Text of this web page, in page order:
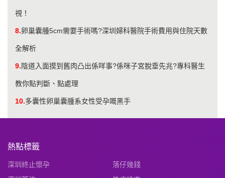
視！
8.卵巢囊腫5cm需要手術嗎?深圳婦科醫院手術費用與住院天數
全解析
9.陰道入面摸到舊肉凸出係咩事?係咪子宮脫垂先兆?專科醫生
教你點判斷、點處理
10.多囊性卵巢囊腫系女性受孕嘅黑手
熱點標籤
深圳終止懷孕
落仔幾錢